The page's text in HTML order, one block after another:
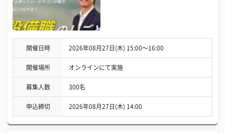
開催日時 2026年08月27日(木) 15:00〜16:00
開催場所 オンラインにて実施
募集人数 300名
申込締切 2026年08月27日(木) 14:00